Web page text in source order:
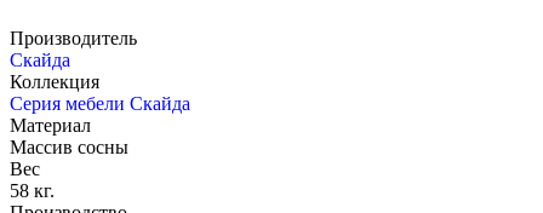
Производитель
Скайда
Коллекция
Серия мебели Скайда
Материал
Массив сосны
Вес
58 кг.